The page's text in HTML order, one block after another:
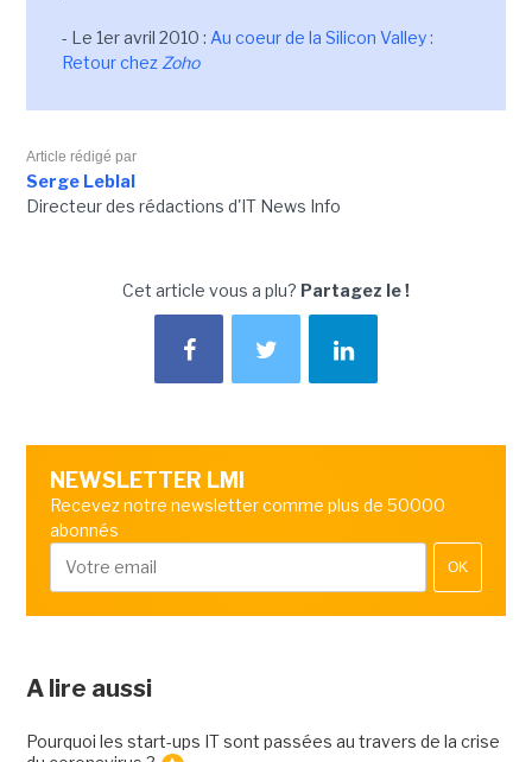
- Le 1er avril 2010 : Au coeur de la Silicon Valley :
Retour chez Zoho
Article rédigé par
Serge Leblal
Directeur des rédactions d'IT News Info
Cet article vous a plu? Partagez le !
NEWSLETTER LMI
Recevez notre newsletter comme plus de 50000
abonnés
OK
A lire aussi
Pourquoi les start-ups IT sont passées au travers de la crise